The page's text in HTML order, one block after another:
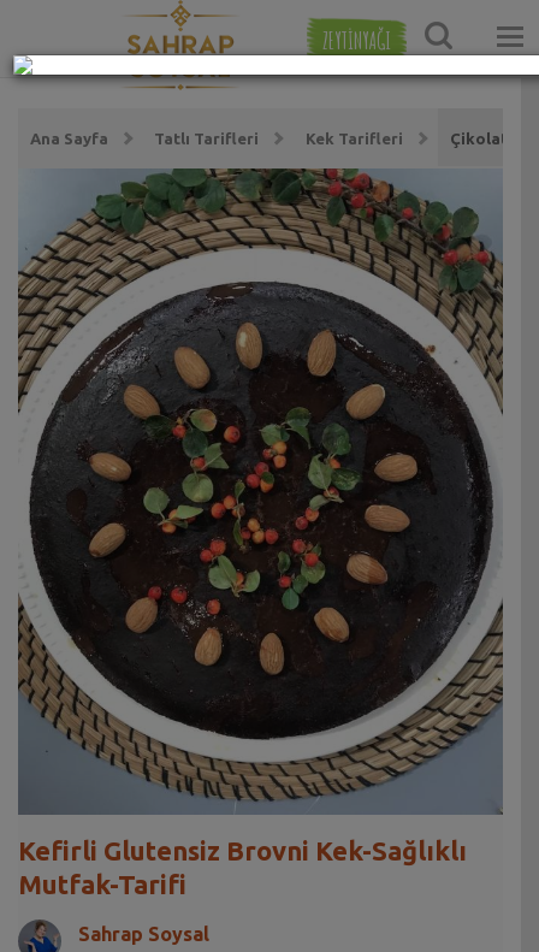
ZEYTİNYAĞI
Ana Sayfa Tatlı Tarifleri Kek Tarifleri Çikolatalı
Kefirli Glutensiz Brovni Kek-Sağlıklı
Mutfak-Tarifi
Sahrap Soysal